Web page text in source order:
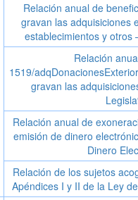
Relación anual de
gravan las adquisiciones
establecimientos y otros
Relación
1519/
gravan las
Relación anual de
emisión de dinero
Dinero
Relación de los sujetos
Apéndices I y II de la Ley